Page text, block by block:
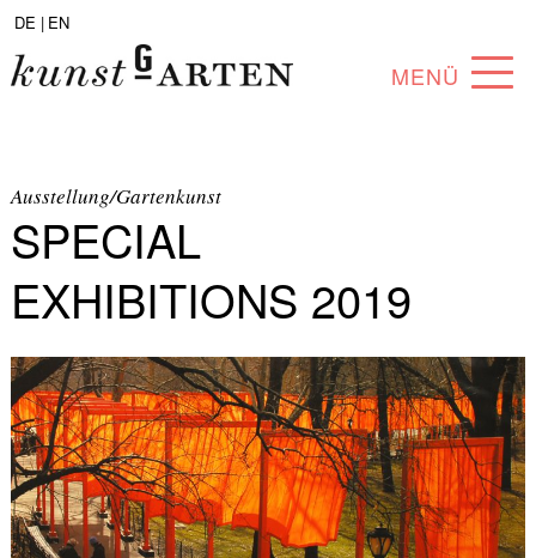
DE | EN
MENÜ
ABOUT
COLLECTION
ARTISTS
PARTNERS
ANGEBOTE
Ausstellung/Gartenkunst
SPECIAL
EXHIBITIONS 2019